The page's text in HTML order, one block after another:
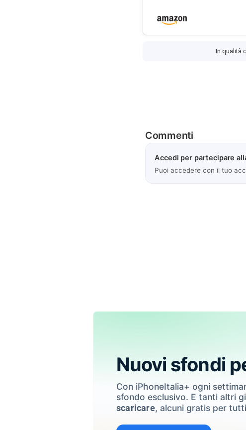
In qualità
Commenti
Accedi per partecipare
Puoi accedere con il tuo
Nuovi sfondi
Con iPhoneItalia+ ogni
sfondo esclusivo. E tanti altri
scaricare, alcuni gratis per